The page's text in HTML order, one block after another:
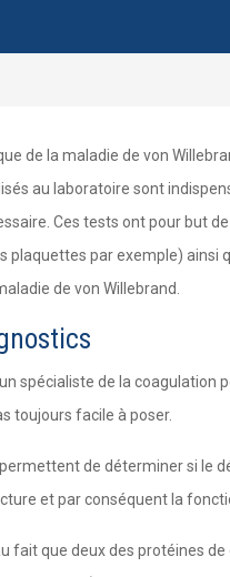
de la maladie de von
au laboratoire sont
Ces tests ont pour but
plaquettes par exemple) ainsi
de von Willebrand.
spécialiste de la coagulation
toujours facile à poser.
permettent de déterminer si le
et par conséquent la
fait que deux des protéines